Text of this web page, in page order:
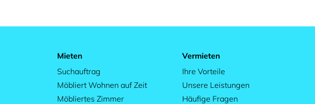
Mieten
Suchauftrag
Möbliert Wohnen auf Zeit
Möbliertes Zimmer
Vermieten
Ihre Vorteile
Unsere Leistungen
Häufige Fragen